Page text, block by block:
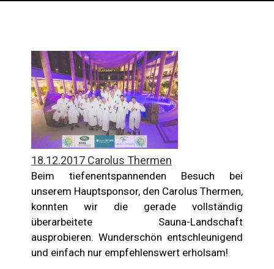
18.12.2017 Carolus Thermen
Beim tiefenentspannenden Besuch bei
unserem Hauptsponsor, den Carolus Thermen,
konnten wir die gerade vollständig
überarbeitete Sauna-Landschaft
ausprobieren. Wunderschön entschleunigend
und einfach nur empfehlenswert erholsam!